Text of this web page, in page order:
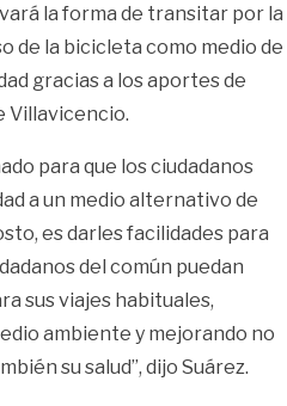
la forma de transitar por la
de la bicicleta como medio de
gracias a los aportes de
Villavicencio.
para que los ciudadanos
a un medio alternativo de
es darles facilidades para
del común puedan
sus viajes habituales,
ambiente y mejorando no
su salud”, dijo Suárez.